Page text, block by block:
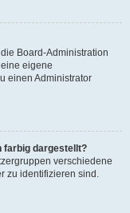
Board-Administration
eigene
einen Administrator
farbig dargestellt?
verschiedene
zu identifizieren sind.